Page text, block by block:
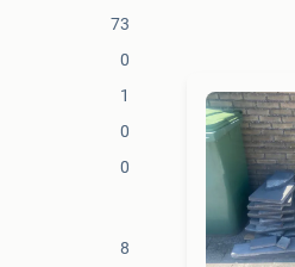
73
0
1
0
0
8